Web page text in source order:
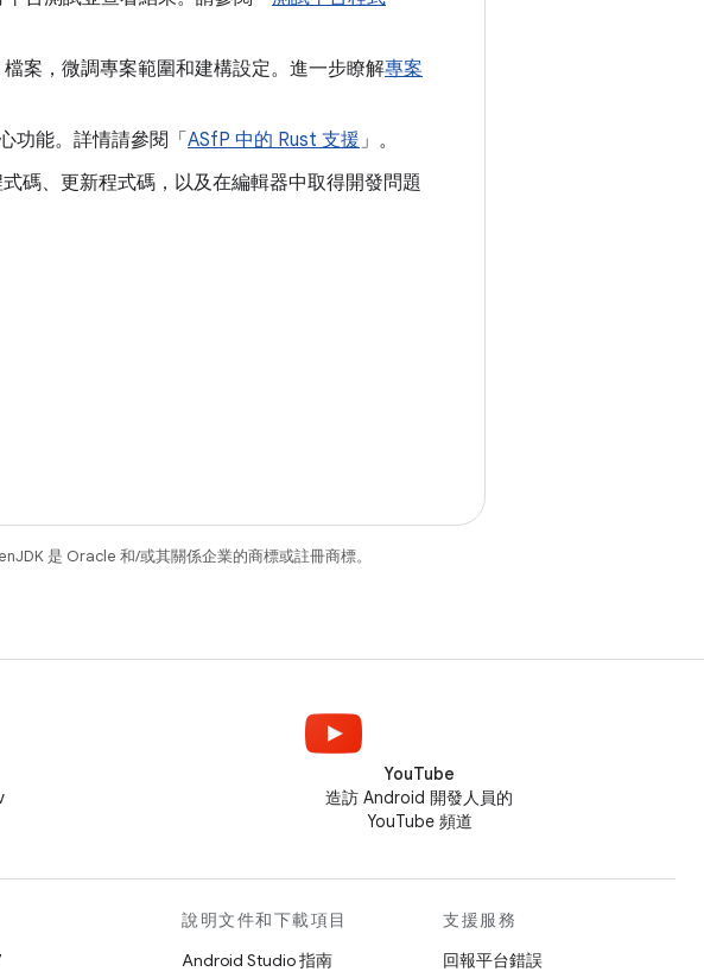
檔案，微調專案範圍和建構設定。進一步瞭解專案
功能。詳情請參閱「 ASfP 中的 Rust 支援」。
碼、更新程式碼，以及在編輯器中取得開發問題
是 Oracle 和/或其關係企業的商標或註冊商標。
YouTube
造訪 Android 開發人員的
YouTube 頻道
說明文件和下載項目
Android Studio 指南
支援服務
回報平台錯誤